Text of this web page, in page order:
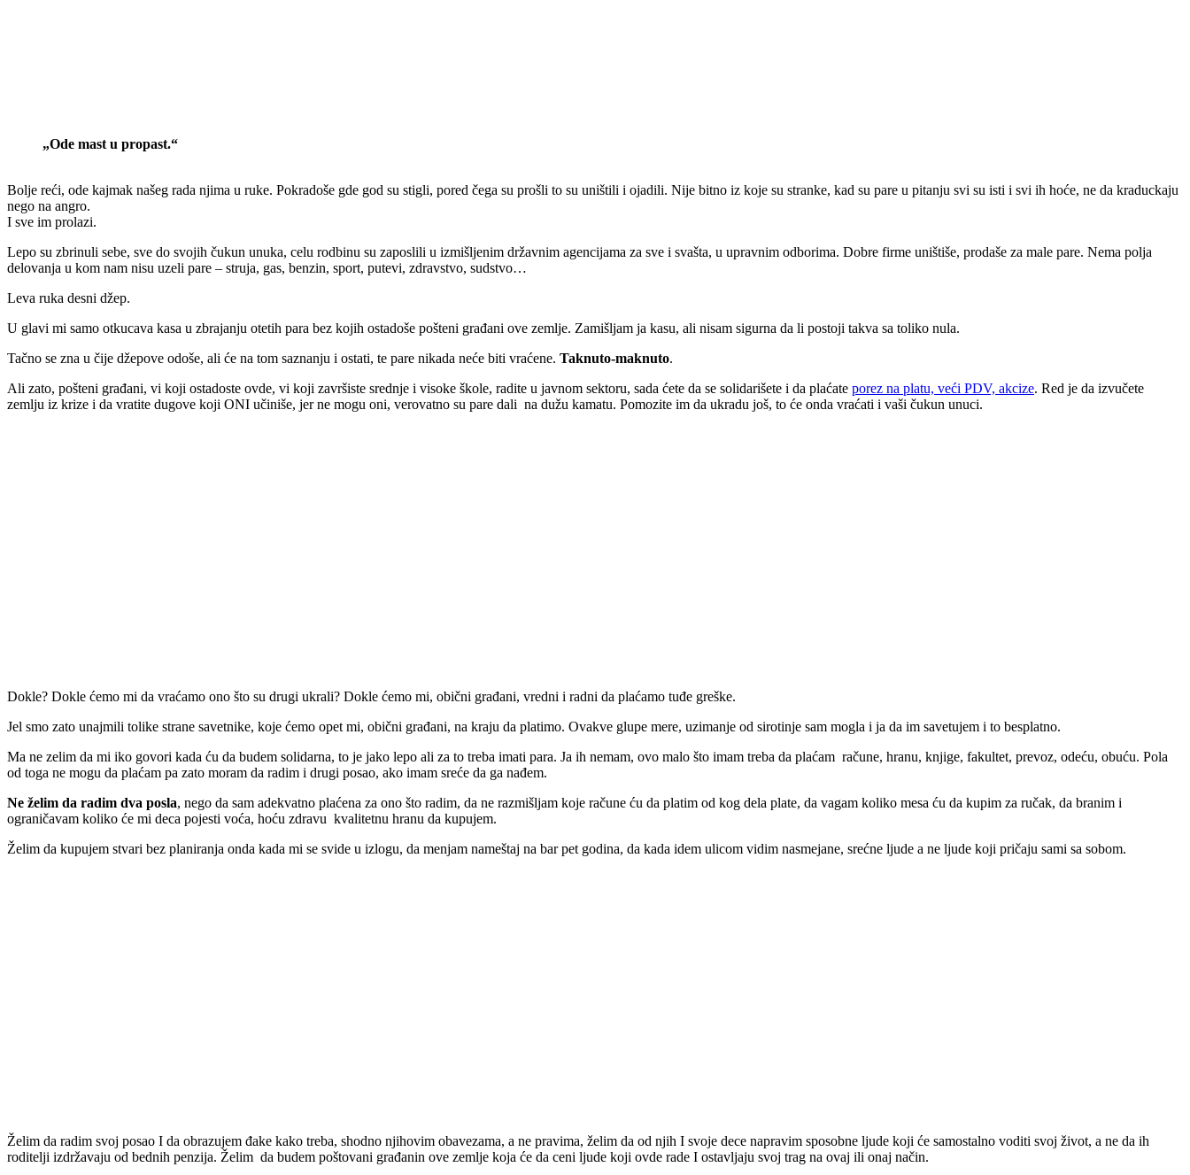
„Ode mast u propast.“
Bolje reći, ode kajmak našeg rada njima u ruke. Pokradoše gde god su stigli, pored čega su prošli to su uništili i ojadili. Nije bitno iz koje su stranke, kad su pare u pitanju svi su isti i svi ih hoće, ne da kraduckaju
nego na angro.
I sve im prolazi.
Lepo su zbrinuli sebe, sve do svojih čukun unuka, celu rodbinu su zaposlili u izmišljenim državnim agencijama za sve i svašta, u upravnim odborima. Dobre firme uništiše, prodaše za male pare. Nema polja
delovanja u kom nam nisu uzeli pare – struja, gas, benzin, sport, putevi, zdravstvo, sudstvo…
Leva ruka desni džep.
U glavi mi samo otkucava kasa u zbrajanju otetih para bez kojih ostadoše pošteni građani ove zemlje. Zamišljam ja kasu, ali nisam sigurna da li postoji takva sa toliko nula.
Tačno se zna u čije džepove odoše, ali će na tom saznanju i ostati, te pare nikada neće biti vraćene. Taknuto-maknuto.
Ali zato, pošteni građani, vi koji ostadoste ovde, vi koji završiste srednje i visoke škole, radite u javnom sektoru, sada ćete da se solidarišete i da plaćate porez na platu, veći PDV, akcize. Red je da izvučete
zemlju iz krize i da vratite dugove koji ONI učiniše, jer ne mogu oni, verovatno su pare dali na dužu kamatu. Pomozite im da ukradu još, to će onda vraćati i vaši čukun unuci.
Dokle? Dokle ćemo mi da vraćamo ono što su drugi ukrali? Dokle ćemo mi, obični građani, vredni i radni da plaćamo tuđe greške.
Jel smo zato unajmili tolike strane savetnike, koje ćemo opet mi, obični građani, na kraju da platimo. Ovakve glupe mere, uzimanje od sirotinje sam mogla i ja da im savetujem i to besplatno.
Ma ne zelim da mi iko govori kada ću da budem solidarna, to je jako lepo ali za to treba imati para. Ja ih nemam, ovo malo što imam treba da plaćam račune, hranu, knjige, fakultet, prevoz, odeću, obuću. Pola
od toga ne mogu da plaćam pa zato moram da radim i drugi posao, ako imam sreće da ga nađem.
Ne želim da radim dva posla, nego da sam adekvatno plaćena za ono što radim, da ne razmišljam koje račune ću da platim od kog dela plate, da vagam koliko mesa ću da kupim za ručak, da branim i
ograničavam koliko će mi deca pojesti voća, hoću zdravu kvalitetnu hranu da kupujem.
Želim da kupujem stvari bez planiranja onda kada mi se svide u izlogu, da menjam nameštaj na bar pet godina, da kada idem ulicom vidim nasmejane, srećne ljude a ne ljude koji pričaju sami sa sobom.
Želim da radim svoj posao I da obrazujem đake kako treba, shodno njihovim obavezama, a ne pravima, želim da od njih I svoje dece napravim sposobne ljude koji će samostalno voditi svoj život, a ne da ih
roditelji izdržavaju od bednih penzija. Želim da budem poštovani građanin ove zemlje koja će da ceni ljude koji ovde rade I ostavljaju svoj trag na ovaj ili onaj način.